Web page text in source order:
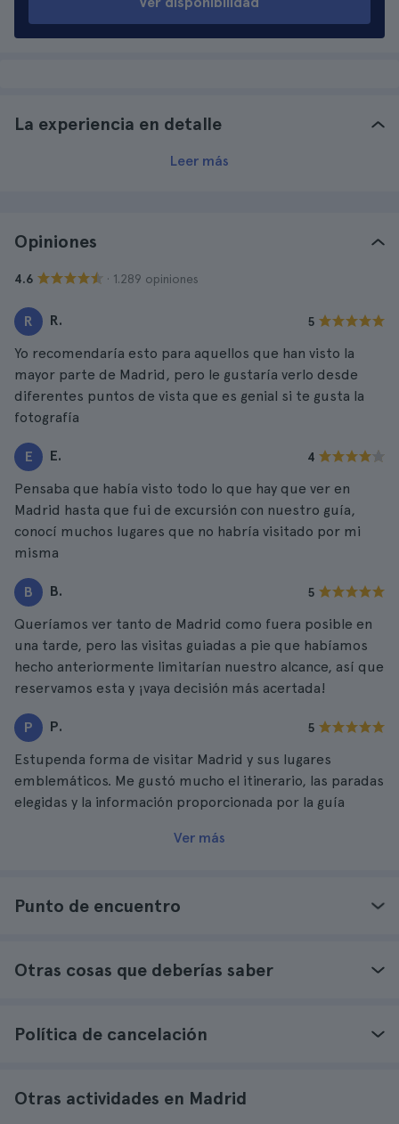
La experiencia en detalle
Leer más
Opiniones
4.6 · 1.289 opiniones
R R. 5
Yo recomendaría esto para aquellos que han visto la
mayor parte de Madrid, pero le gustaría verlo desde
diferentes puntos de vista que es genial si te gusta la
fotografía
E E. 4
Pensaba que había visto todo lo que hay que ver en
Madrid hasta que fui de excursión con nuestro guía,
conocí muchos lugares que no habría visitado por mi
misma
B B. 5
Queríamos ver tanto de Madrid como fuera posible en
una tarde, pero las visitas guiadas a pie que habíamos
hecho anteriormente limitarían nuestro alcance, así que
reservamos esta y ¡vaya decisión más acertada!
P P. 5
Estupenda forma de visitar Madrid y sus lugares
emblemáticos. Me gustó mucho el itinerario, las paradas
elegidas y la información proporcionada por la guía
Ver más
Punto de encuentro
Otras cosas que deberías saber
Política de cancelación
Otras actividades en Madrid